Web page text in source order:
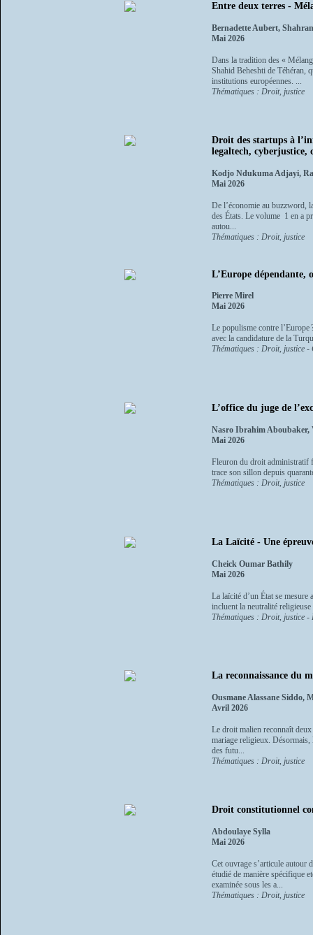
Entre deux terres -
Bernadette Aubert,
Mai 2026
Dans la tradition des «
Shahid Beheshti de Téhéran,
institutions européennes. ...
Thématiques : Droit, justice
Droit des startups à
legaltech, cyberjustice,
Kodjo Ndukuma Adjayi,
Mai 2026
De l’économie au buzzword,
des États. Le volume 1 en a
autou...
Thématiques : Droit, justice
L’Europe dépendante,
Pierre Mirel
Mai 2026
Le populisme contre l’Europe
avec la candidature de la
Thématiques : Droit, justice -
L’office du juge de
Nasro Ibrahim Aboubaker,
Mai 2026
Fleuron du droit administratif
trace son sillon depuis
Thématiques : Droit, justice
La Laïcité - Une
Cheick Oumar Bathily
Mai 2026
La laïcité d’un État se mesure
incluent la neutralité religieuse
Thématiques : Droit, justice -
La reconnaissance du
Ousmane Alassane Siddo,
Avril 2026
Le droit malien reconnaît
mariage religieux.
des futu...
Thématiques : Droit, justice
Droit constitutionnel
Abdoulaye Sylla
Mai 2026
Cet ouvrage s’articule autour
étudié de manière spécifique
examinée sous les a...
Thématiques : Droit, justice